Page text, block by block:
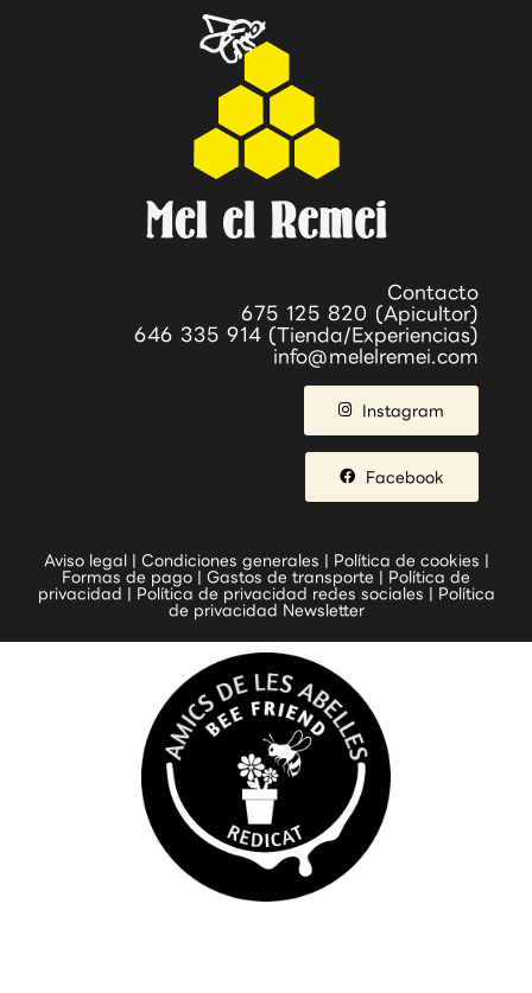
Contacto
675 125 820 (Apicultor)
646 335 914 (Tienda/Experiencias)
info@melelremei.com
Instagram
Facebook
Aviso legal Condiciones generales Política de cookies
Formas de pago
Gastos de transporte
Política de
privacidad
Política de privacidad redes sociales
Política
de privacidad Newsletter